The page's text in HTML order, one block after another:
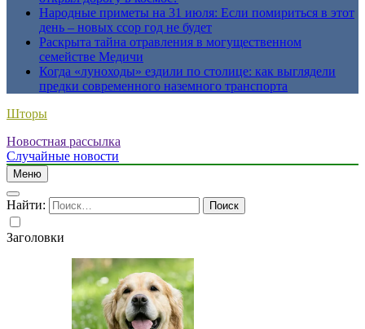
Народные приметы на 31 июля: Если помириться в этот
день – новых ссор год не будет
Раскрыта тайна отравления в могущественном
семействе Медичи
Когда «луноходы» ездили по столице: как выглядели
предки современного наземного транспорта
Шторы
Новостная рассылка
Случайные новости
Меню
Найти:
Заголовки